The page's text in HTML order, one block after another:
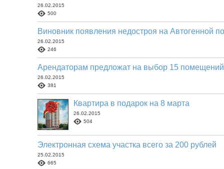
26.02.2015
500
Виновник появления недостроя на Автогенной
26.02.2015
246
Арендаторам предложат на выбор 15
26.02.2015
381
Квартира в подарок на 8 марта
26.02.2015
504
Электронная схема участка всего за 200 рублей
25.02.2015
665